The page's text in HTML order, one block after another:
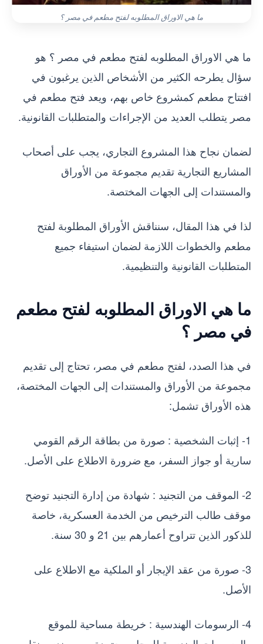
ما هي الاوراق المطلوبه لفتح مطعم في مصر ؟
ما هي الاوراق المطلوبه لفتح مطعم في مصر ؟ هو
سؤال يطرحه الكثير من الأشخاص الذين يرغبون في
افتتاح مطعم كمشروع خاص بهم، ويعد فتح مطعم في
مصر يتطلب العديد من الإجراءات والمتطلبات القانونية.
لضمان نجاح هذا المشروع التجاري، يجب على أصحاب
المشاريع التجارية تقديم مجموعة من الأوراق
والمستندات إلى الجهات المختصة.
لذا في هذا المقال، سنناقش الأوراق المطلوبة لفتح
مطعم والخطوات اللازمة لضمان استيفاء جميع
المتطلبات القانونية والتنظيمية.
ما هي الاوراق المطلوبه لفتح مطعم
في مصر ؟
في هذا الصدد، لفتح مطعم في مصر، تحتاج إلى تقديم
مجموعة من الأوراق والمستندات إلى الجهات المختصة،
هذه الأوراق تشمل:
1- إثبات الشخصية : صورة من بطاقة الرقم القومي
سارية أو جواز السفر، مع ضرورة الاطلاع على الأصل.
2- الموقف من التجنيد : شهادة من إدارة التجنيد توضح
موقف طالب الترخيص من الخدمة العسكرية، خاصة
للذكور الذين تتراوح أعمارهم بين 21 و 30 سنة.
3- صورة من عقد الإيجار أو الملكية مع الاطلاع على
الأصل.
4- الرسومات الهندسية : خريطة مساحية للموقع